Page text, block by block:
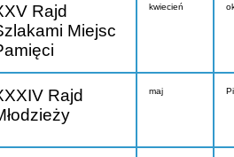
Rajd
Miejsc
kwiecień
Rajd
maj